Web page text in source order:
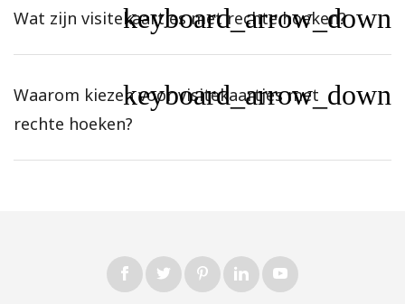
Wat zijn visitekaartjes met rechte hoeken?
keyboard_arrow_down
Waarom kiezen voor visitekaartjes met
rechte hoeken?
keyboard_arrow_down